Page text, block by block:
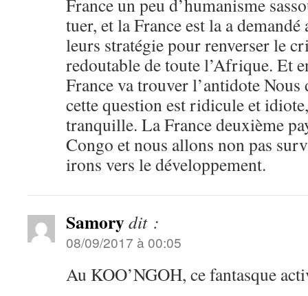
France un peu d’humanisme
tuer, et la France est la a demandé
leurs stratégie pour renverser le
redoutable de toute l’Afrique. Et
France va trouver l’antidote Nous
cette question est ridicule et
tranquille. La France deuxième
Congo et nous allons non pas
irons vers le développement.
Samorydit :
08/09/2017 à 00:05
Au KOO’NGOH, ce fantasque